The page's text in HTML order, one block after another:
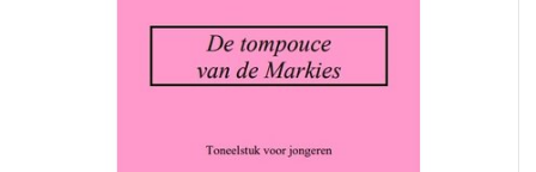
OVERIG (30'-75')
SPEKTAKELSTUKKEN